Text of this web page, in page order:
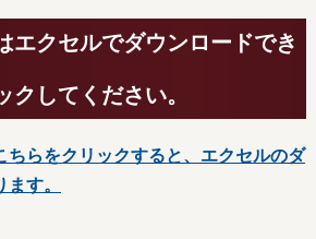
エクセルでダウンロードでき
クしてください。
ちらをクリックすると、エクセルのダ
す。